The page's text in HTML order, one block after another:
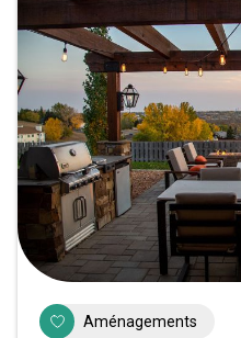
Aménagements